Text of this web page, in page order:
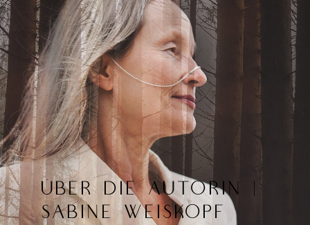
ÜBER DIE AUTORIN |
SABINE WEISKOPF